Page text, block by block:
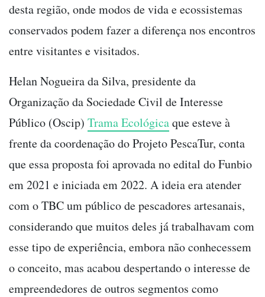
desta região, onde modos de vida e ecossistemas
conservados podem fazer a diferença nos encontros
entre visitantes e visitados.
Helan Nogueira da Silva, presidente da
Organização da Sociedade Civil de Interesse
Público (Oscip) Trama Ecológicaque esteve à
frente da coordenação do Projeto PescaTur, conta
que essa proposta foi aprovada no edital do Funbio
em 2021 e iniciada em 2022. A ideia era atender
com o TBC um público de pescadores artesanais,
considerando que muitos deles já trabalhavam com
esse tipo de experiência, embora não conhecessem
o conceito, mas acabou despertando o interesse de
empreendedores de outros segmentos como